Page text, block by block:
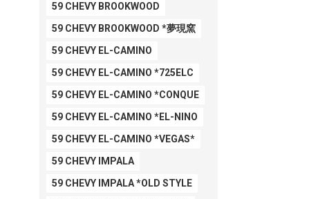
59 CHEVY BROOKWOOD
59 CHEVY BROOKWOOD *夢現窯
59 CHEVY EL-CAMINO
59 CHEVY EL-CAMINO *725ELC
59 CHEVY EL-CAMINO *CONQUE
59 CHEVY EL-CAMINO *EL-NINO
59 CHEVY EL-CAMINO *VEGAS*
59 CHEVY IMPALA
59 CHEVY IMPALA *OLD STYLE